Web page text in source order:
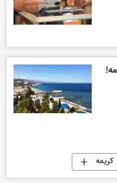
کریمه